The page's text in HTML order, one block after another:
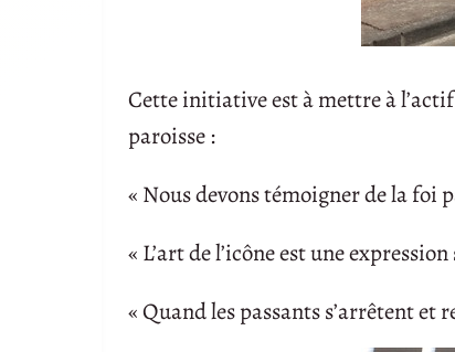
Cette initiative est à mettre à
paroisse :
« Nous devons témoigner de la foi
« L’art de l’icône est une
« Quand les passants s’arrêtent et